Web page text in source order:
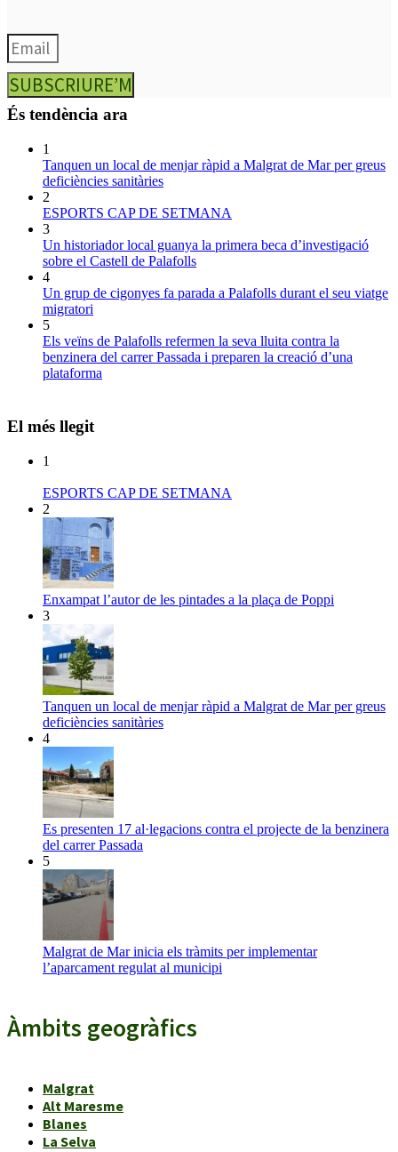
SUBSCRIURE’M
És tendència ara
1
Tanquen un local de menjar ràpid a Malgrat de Mar per greus
deficiències sanitàries
2
ESPORTS CAP DE SETMANA
3
Un historiador local guanya la primera beca d’investigació
sobre el Castell de Palafolls
4
Un grup de cigonyes fa parada a Palafolls durant el seu viatge
migratori
5
Els veïns de Palafolls refermen la seva lluita contra la
benzinera del carrer Passada i preparen la creació d’una
plataforma
El més llegit
1
ESPORTS CAP DE SETMANA
2
Enxampat l’autor de les pintades a la plaça de Poppi
3
Tanquen un local de menjar ràpid a Malgrat de Mar per greus
deficiències sanitàries
4
Es presenten 17 al·legacions contra el projecte de la benzinera
del carrer Passada
5
Malgrat de Mar inicia els tràmits per implementar
l’aparcament regulat al municipi
Àmbits geogràfics
Malgrat
Alt Maresme
Blanes
La Selva